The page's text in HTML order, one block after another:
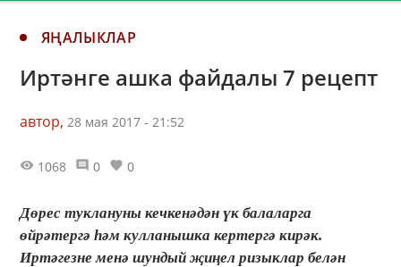
ЯҢАЛЫКЛАР
Иртәнге ашка файдалы 7 рецепт
автор, 28 мая 2017 - 21:52
1068 0 0
Дөрес туклануны кечкенәдән үк балаларга
өйрәтергә һәм кулланышка кертергә кирәк.
Иртәгезне менә шундый җиңел ризыклар белән